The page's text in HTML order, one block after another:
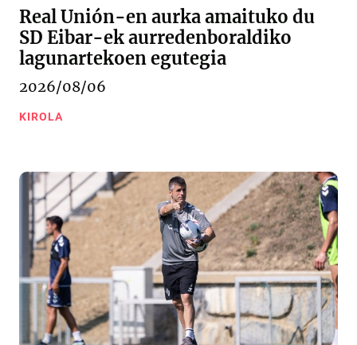
Real Unión-en aurka amaituko du
SD Eibar-ek aurredenboraldiko
lagunartekoen egutegia
2026/08/06
KIROLA